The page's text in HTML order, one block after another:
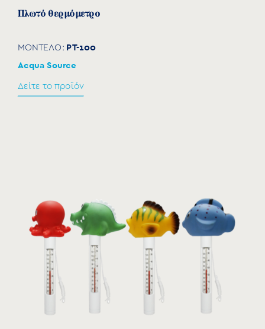
Πλωτό θερμόμετρο
ΜΟΝΤΕΛΟ: PT-100
Acqua Source
Δείτε το προϊόν